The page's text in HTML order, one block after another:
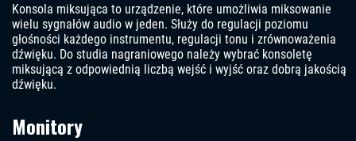
Konsola miksująca to urządzenie, które umożliwia miksowanie
wielu sygnałów audio w jeden. Służy do regulacji poziomu
głośności każdego instrumentu, regulacji tonu i zrównoważenia
dźwięku. Do studia nagraniowego należy wybrać konsoletę
miksującą z odpowiednią liczbą wejść i wyjść oraz dobrą jakością
dźwięku.
Monitory